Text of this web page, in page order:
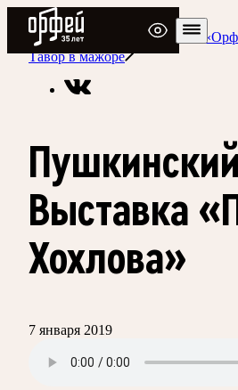
Радио Орфей
Радио классической музыки
Тавор в мажоре
Выставка
Хохлова»
7 января 2019